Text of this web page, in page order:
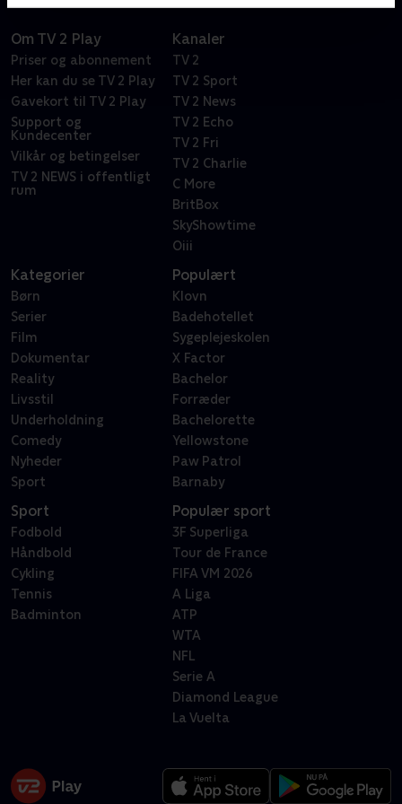
Om TV 2 Play
Priser og abonnement
Her kan du se TV 2 Play
Gavekort til TV 2 Play
Support og
Kundecenter
Vilkår og betingelser
TV 2 NEWS i offentligt
rum
Kanaler
TV 2
TV 2 Sport
TV 2 News
TV 2 Echo
TV 2 Fri
TV 2 Charlie
C More
BritBox
SkyShowtime
Oiii
Kategorier
Børn
Serier
Film
Dokumentar
Reality
Livsstil
Underholdning
Comedy
Nyheder
Sport
Populært
Klovn
Badehotellet
Sygeplejeskolen
X Factor
Bachelor
Forræder
Bachelorette
Yellowstone
Paw Patrol
Barnaby
Sport
Fodbold
Håndbold
Cykling
Tennis
Badminton
Populær sport
3F Superliga
Tour de France
FIFA VM 2026
A Liga
ATP
WTA
NFL
Serie A
Diamond League
La Vuelta